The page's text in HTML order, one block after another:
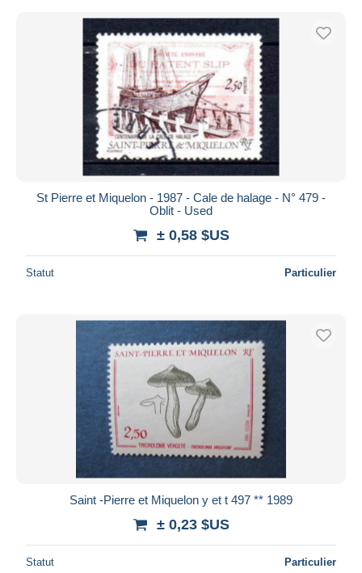
St Pierre et Miquelon - 1987 - Cale de halage - N° 479 -
Oblit - Used
± 0,58 $US
Statut Particulier
Saint -Pierre et Miquelon y et t 497 ** 1989
± 0,23 $US
Statut Particulier